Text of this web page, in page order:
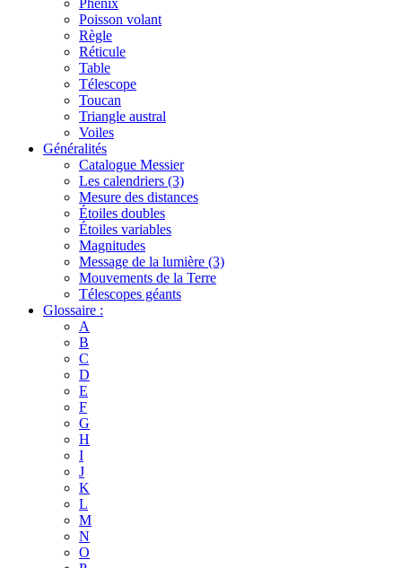
Phénix
Poisson volant
Règle
Réticule
Table
Télescope
Toucan
Triangle austral
Voiles
Généralités
Catalogue Messier
Les calendriers (3)
Mesure des distances
Étoiles doubles
Étoiles variables
Magnitudes
Message de la lumière (3)
Mouvements de la Terre
Télescopes géants
Glossaire :
A
B
C
D
E
F
G
H
I
J
K
L
M
N
O